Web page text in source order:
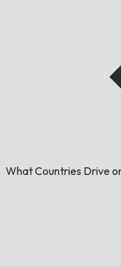
What Countries Drive